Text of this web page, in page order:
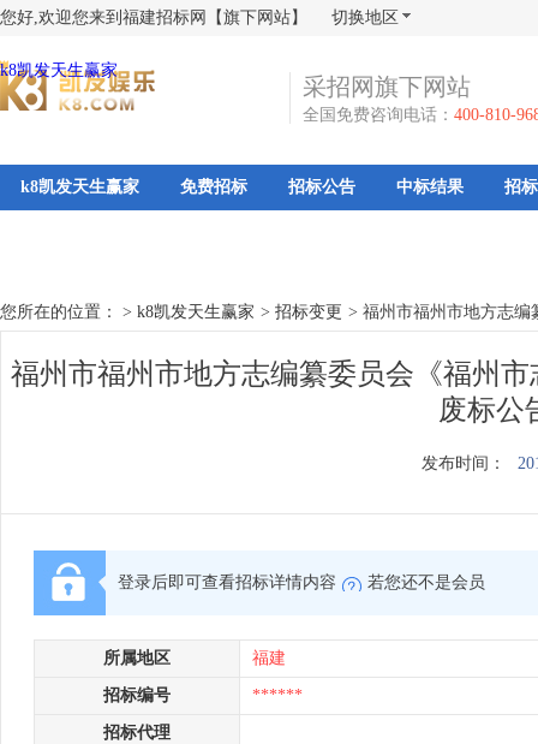
您好,欢迎您来到福建招标网【旗下网站】 切换地区
k8凯发天生赢家
采招网旗下网站
全国免费咨询电话： 400-810-
k8凯发天生赢家 免费招标 招标公告 中标结果 招
您所在的位置： > k8凯发天生赢家 > 招标变更 > 福州市福州市地方志编
福州市福州市地方志编纂委员会《福州
废标公
发布时间：
登录后即可查看招标详情内容 若您还不是会员
所属地区 福建
招标编号 ******
招标代理